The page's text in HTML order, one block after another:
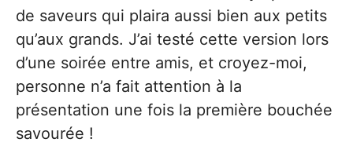
de saveurs qui plaira aussi bien aux petits
qu’aux grands. J’ai testé cette version lors
d’une soirée entre amis, et croyez-moi,
personne n’a fait attention à la
présentation une fois la première bouchée
savourée !